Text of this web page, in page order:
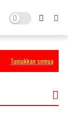
Tunjukkan semua